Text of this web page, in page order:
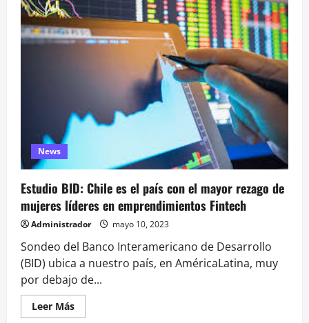
News
Estudio BID: Chile es el país con el mayor rezago de
mujeres líderes en emprendimientos Fintech
Administrador mayo 10, 2023
Sondeo del Banco Interamericano de Desarrollo
(BID) ubica a nuestro país, en AméricaLatina, muy
por debajo de...
Leer MásLeer
más